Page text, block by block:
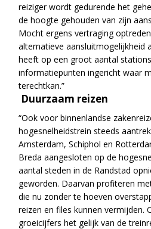
reiziger wordt gedurende het
de hoogte gehouden van zijn
Mocht ergens vertraging
alternatieve aansluitmogelijkheid
heeft op een groot aantal
informatiepunten ingericht waar
terechtkan.”
Duurzaam reizen
“Ook voor binnenlandse
hogesnelheidstrein steeds
Amsterdam, Schiphol en
Breda aangesloten op de
aantal steden in de Randstad
geworden. Daarvan profiteren
die nu zonder te hoeven
reizen en files kunnen vermijden.
groeicijfers het gelijk van de